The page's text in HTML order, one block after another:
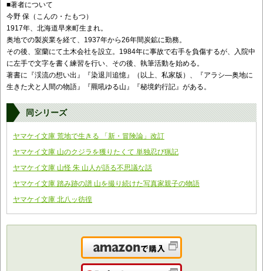
■著者について
今野 保（こんの・たもつ）
1917年、北海道早来町生まれ。
奥地での製炭業を経て、1937年から26年間炭鉱に勤務。
その後、室蘭にて土木会社を設立。1984年に事故で右手を負傷するが、入院中
に左手で文字を書く練習を行い、その後、執筆活動を始める。
著書に『渓流の想い出』『染退川追憶』（以上、私家版）、『アラシ―奥地に
生きた犬と人間の物語』『羆吼ゆる山』『秘境釣行記』がある。
同シリーズ
ヤマケイ文庫 荒地で生きる 「新・冒険論」改訂
ヤマケイ文庫 山のクジラを獲りたくて 単独忍び猟記
ヤマケイ文庫 山怪 朱 山人が語る不思議な話
ヤマケイ文庫 踏み跡の譜 山を撮り続けた写真家親子の物語
ヤマケイ文庫 北八ッ彷徨
Amazonで購入